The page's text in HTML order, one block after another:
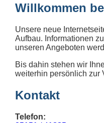
Willkommen
Unsere neue
Aufbau. Informationen
unseren Angeboten
Bis dahin stehen wir
weiterhin persönlich zur
Kontakt
Telefon: